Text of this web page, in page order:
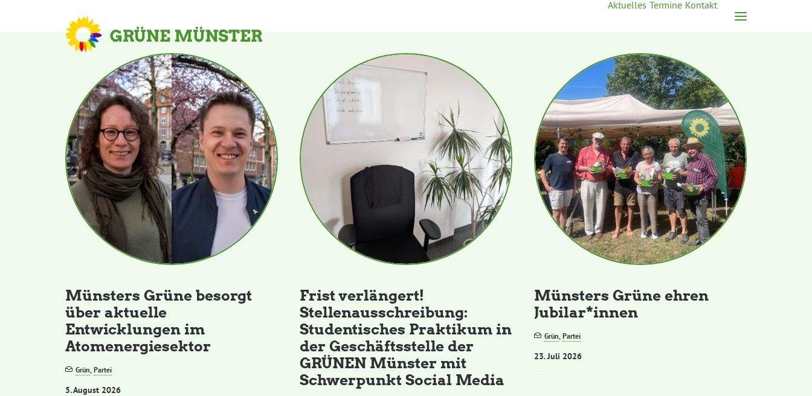
Aktuelles Termine Kontakt
Münsters Grüne besorgt
über aktuelle
Entwicklungen im
Atomenergiesektor
Grün,Partei
5. August 2026
Frist verlängert!
Stellenausschreibung:
Studentisches Praktikum in
der Geschäftsstelle der
GRÜNEN Münster mit
Schwerpunkt Social Media
Münsters Grüne ehren
Jubilar*innen
Grün,Partei
23. Juli 2026